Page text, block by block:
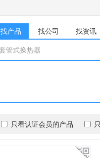
找产品 找公司 找资讯
只看认证会员的产品